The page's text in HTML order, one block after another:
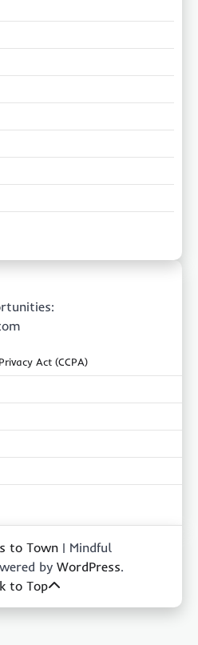
Act (CCPA)
to Town | Mindful
by WordPress.
to Top